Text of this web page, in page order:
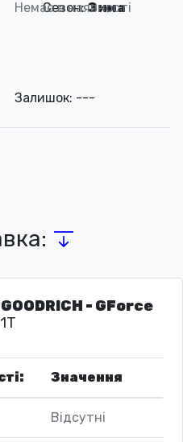
Сезон:Зима
Немає в наявності
Залишок: ---
- GForce
Значення
Відсутні